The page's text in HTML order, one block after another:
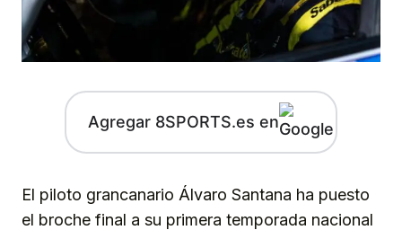
Agregar 8SPORTS.es en
El piloto grancanario Álvaro Santana ha puesto
el broche final a su primera temporada nacional